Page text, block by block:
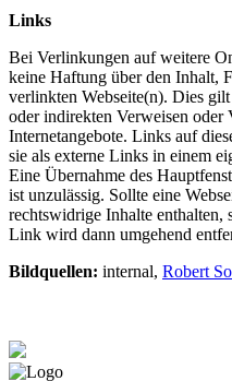
Links
Bei Verlinkungen auf weitere
keine Haftung über den Inhalt,
verlinkten Webseite(n). Dies
oder indirekten Verweisen oder
Internetangebote. Links auf
sie als externe Links in einem
Eine Übernahme des
ist unzulässig. Sollte eine
rechtswidrige Inhalte
Link wird dann umgehend
Bildquellen: internal, Robert